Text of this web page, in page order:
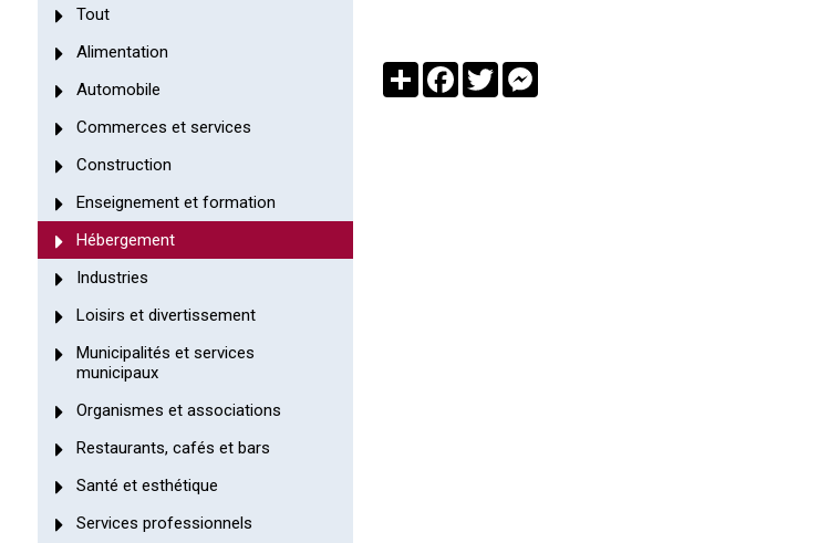
Tout
Alimentation
Automobile
Commerces et services
Construction
Enseignement et formation
Hébergement
Industries
Loisirs et divertissement
Municipalités et services
municipaux
Organismes et associations
Restaurants, cafés et bars
Santé et esthétique
Services professionnels
PartagerFacebook
Twitter